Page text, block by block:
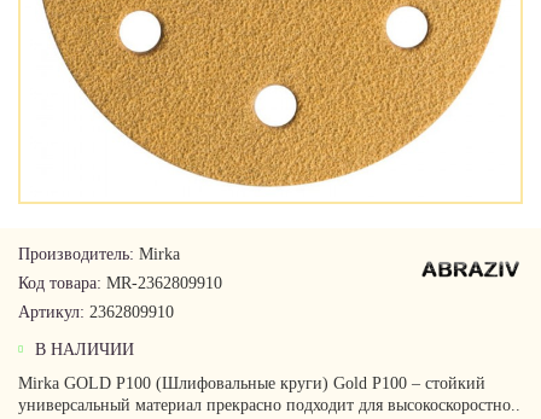
Производитель: Mirka
Код товара: MR-2362809910
Артикул: 2362809910
В НАЛИЧИИ
Mirka GOLD P100 (Шлифовальные круги) Gold P100 – стойкий
универсальный материал прекрасно подходит для высокоскоростно..